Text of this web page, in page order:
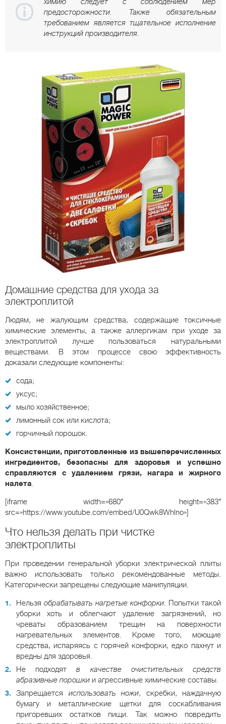
предосторожности. Также обязательным
требованием является тщательное исполнение
инструкций производителя.
Домашние средства для ухода за
электроплитой
Людям, не жалующим средства, содержащие токсичные
химические элементы, а также аллергикам при уходе за
электроплитой лучше пользоваться натуральными
веществами. В этом процессе свою эффективность
доказали следующие компоненты:
сода;
уксус;
мыло хозяйственное;
лимонный сок или кислота;
горчичный порошок.
Консистенции, приготовленные из вышеперечисленных
ингредиентов, безопасны для здоровья и успешно
справляются с удалением грязи, нагара и жирного
налета.
[iframe width=»680″ height=»383″
src=»https://www.youtube.com/embed/U0Qwk8Whlno»]
Что нельзя делать при чистке
электроплиты
При проведении генеральной уборки электрической плиты
важно использовать только рекомендованные методы.
Категорически запрещены следующие манипуляции.
Нельзя обрабатывать нагретые конфорки. Попытки такой
уборки хоть и облегчают удаление загрязнений, но
чреваты образованием трещин на поверхности
нагревательных элементов. Кроме того, моющие
средства, испаряясь с горячей конфорки, едко пахнут и
вредны для здоровья.
Не подходят в качестве очистительных средств
абразивные порошки и агрессивные химические составы.
Запрещается использовать ножи, скребки, наждачную
бумагу и металлические щетки для соскабливания
пригоревших остатков пищи. Так можно повредить